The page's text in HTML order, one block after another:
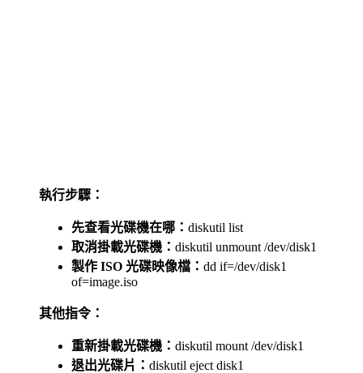
執行步驟：
先查看光碟機在哪： diskutil list
取消掛載光碟機： diskutil unmount /dev/disk1
製作 ISO 光碟映像檔： dd if=/dev/disk1
of=image.iso
其他指令：
重新掛載光碟機： diskutil mount /dev/disk1
退出光碟片： diskutil eject disk1